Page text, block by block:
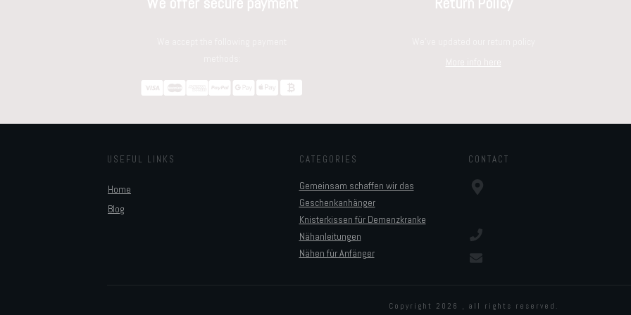
More info here
USEFUL LINKS
Home
Blog
CATEGORIES
Gemeinsam schaffen wir das
Geschenkanhänger
Knisterkissen für Demenzkranke
Nähanleitungen
Nähen für Anfänger
CONTACT
Copyright 2026 , all rights reserved.